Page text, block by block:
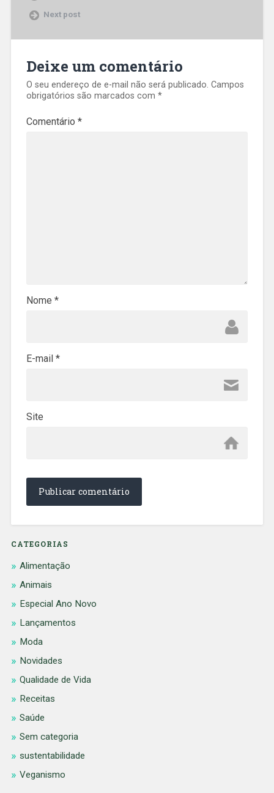
Next post
Deixe um comentário
O seu endereço de e-mail não será publicado. Campos
obrigatórios são marcados com *
Comentário *
Nome *
E-mail *
Site
CATEGORIAS
Alimentação
Animais
Especial Ano Novo
Lançamentos
Moda
Novidades
Qualidade de Vida
Receitas
Saúde
Sem categoria
sustentabilidade
Veganismo